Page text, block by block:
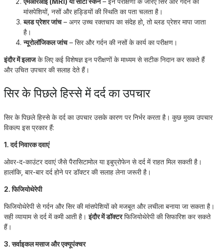
मांसपेशियों, नसों और हड्डियों की स्थिति का पता चलता है।
ब्लड प्रेशर जांच– अगर उच्च रक्तचाप का संदेह हो, तो ब्लड प्रेशर मापा जाता
है।
न्यूरोलॉजिकल जांच– सिर और गर्दन की नसों के कार्य का परीक्षण।
इंदौर में इलाजके लिए कई विशेषज्ञ इन परीक्षणों के माध्यम से सटीक निदान कर सकते हैं
और उचित उपचार की सलाह देते हैं।
सिर के पिछले हिस्से में दर्द का उपचार
सिर के पिछले हिस्से के दर्द का उपचार उसके कारण पर निर्भर करता है। कुछ मुख्य उपचार
विकल्प इस प्रकार हैं:
1. दर्द निवारक दवाएं
ओवर-द-काउंटर दवाएं जैसे पैरासिटामोल या इबुप्रोफेन से दर्द में राहत मिल सकती है।
हालांकि, बार-बार दर्द होने पर डॉक्टर की सलाह लेना जरूरी है।
2. फिजियोथेरेपी
फिजियोथेरेपी से गर्दन और सिर की मांसपेशियों को मजबूत और लचीला बनाया जा सकता है।
सही व्यायाम से दर्द में कमी आती है।इंदौर में डॉक्टरफिजियोथेरेपी की सिफारिश कर सकते
हैं।
3. सर्वाइकल मसाज और एक्यूपंक्चर